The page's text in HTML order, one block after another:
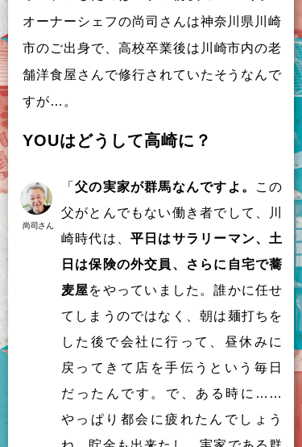
オーナー シ ェ フの尚司 さ んは神奈川県川崎
市のご出身で、 高校卒業後は 川崎市内の老
舗洋食屋 さ んで修行さ れて いた そ う な んで
すが… 。
YOUは どう して高崎に ？
尚司さん
「父の実家が群馬なんですよ。
この
父がとんでもない働き者でして、川
崎時代は、平日はサラリーマン、土
日は保険の外交員、さらに自宅で蕎
麦屋をやっていました。誰かに任せ
てしまうのではなく、朝は麺打ちを
した後で会社に行って、昼休みに
戻ってきて店を手伝うという毎日
だったんです。で、ある時に……
やっぱり都会に疲れたんでしょう